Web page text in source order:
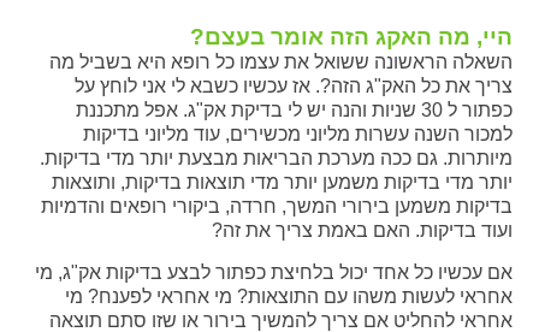
היי, מה האקג הזה אומר בעצם?
השאלה הראשונה ששואל את עצמו כל רופא היא בשביל מה
צריך את כל האק"ג הזה?. אז עכשיו כשבא לי אני לוחץ על
כפתור ל 30 שניות והנה יש לי בדיקת אק"ג. אפל מתכננת
למכור השנה עשרות מליוני מכשירים, עוד מליוני בדיקות
מיותרות. גם ככה מערכת הבריאות מבצעת יותר מדי בדיקות.
יותר מדי בדיקות משמען יותר מדי תוצאות בדיקות, ותוצאות
בדיקות משמען בירורי המשך, חרדה, ביקורי רופאים והדמיות
ועוד בדיקות. האם באמת צריך את זה?
אם עכשיו כל אחד יכול בלחיצת כפתור לבצע בדיקות אק"ג, מי
אחראי לעשות משהו עם התוצאות? מי אחראי לפענח? מי
אחראי להחליט אם צריך להמשיך בירור או שזו סתם תוצאה